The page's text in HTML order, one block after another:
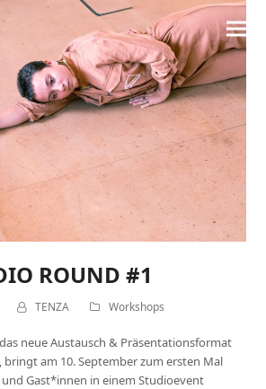
ROUND #1
TENZA Workshops
neue Austausch & Präsentationsformat
bringt am 10. September zum ersten Mal
Gast*innen in einem Studioevent